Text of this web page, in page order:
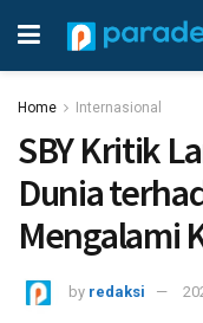
Home Internasional
SBY Kritik
Dunia
Mengalami
by redaksi